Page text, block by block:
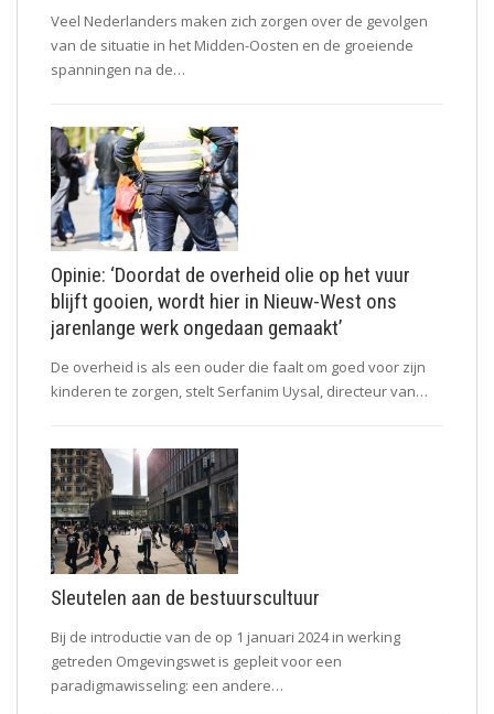
Veel Nederlanders maken zich zorgen over de gevolgen
van de situatie in het Midden-Oosten en de groeiende
spanningen na de…
Opinie: ‘Doordat de overheid olie op het vuur
blijft gooien, wordt hier in Nieuw-West ons
jarenlange werk ongedaan gemaakt’
De overheid is als een ouder die faalt om goed voor zijn
kinderen te zorgen, stelt Serfanim Uysal, directeur van…
Sleutelen aan de bestuurscultuur
Bij de introductie van de op 1 januari 2024 in werking
getreden Omgevingswet is gepleit voor een
paradigmawisseling: een andere…